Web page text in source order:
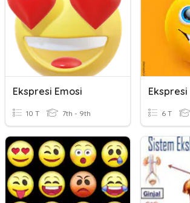
Ekspresi Emosi
10 T 7th - 9th
Ekspresi
6 T